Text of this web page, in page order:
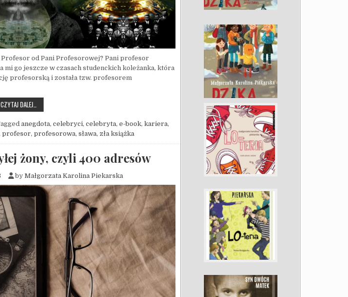
od Pani Profesorowej? Pani profesor
mi go jeszcze w czasach studenckich koleżanka, która
profesorską i została tzw. profesorem
CZYTAJ DALEJ…
anegdota, celebryci, celebryta, e-book, kariera,
profesor, profesorowa, sława, zła książka
żony, czyli 400 adresów
by Małgorzata Karolina Piekarska